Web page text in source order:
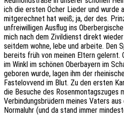
ich die ersten Öcher Lieder und wurde
mitgerechnet hat weiß; ja, der des.
unfreiwilligen Ausflug ins
mich nach dem Zivildienst direkt
seitdem wohne, lebe und arbeite. Den
bereits früh von meinen Eltern gelernt.
im Winkl im schönen Oberbayern im
geboren wurde, lagen ihm der
Fastelovvend im Blut. Zu den ersten
die Besuche des Rosenmontagszuges
Verbindungsbrüdern meines Vaters
Normaluhr (und da stand immer